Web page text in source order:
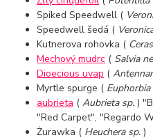
Spiked Speedwell (
Speedwell šedá (
Kutnerova rohovka (
Mechový mudrc ( Salvia
Dioecious uvap (
Myrtle spurge (
aubrieta ( Aubrieta sp.)
"Red Carpet", "Regardo
Żurawka ( Heuchera sp.)